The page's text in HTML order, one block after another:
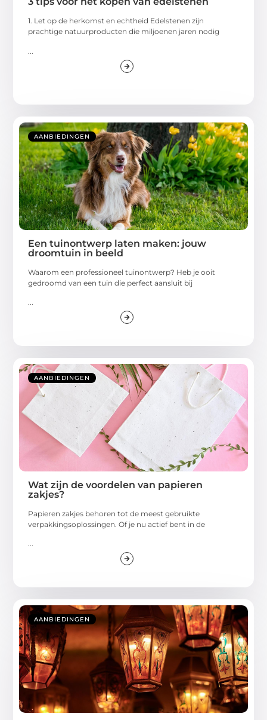
1. Let op de herkomst en echtheid Edelstenen zijn
prachtige natuurproducten die miljoenen jaren nodig
AANBIEDINGEN
Een tuinontwerp laten maken: jouw
droomtuin in beeld
Waarom een professioneel tuinontwerp? Heb je ooit
gedroomd van een tuin die perfect aansluit bij
AANBIEDINGEN
Wat zijn de voordelen van papieren
zakjes?
Papieren zakjes behoren tot de meest gebruikte
verpakkingsoplossingen. Of je nu actief bent in de
...
AANBIEDINGEN